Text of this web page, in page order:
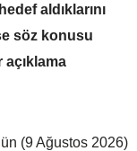
aldıklarını
söz konusu
açıklama
(9 Ağustos 2026)